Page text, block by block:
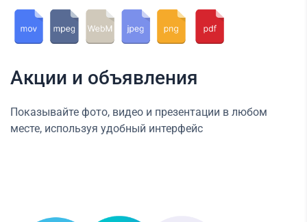
Акции и объявления
Показывайте фото, видео и презентации в любом
месте, используя удобный интерфейс